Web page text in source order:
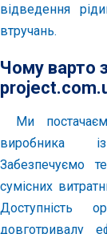
відведення
втручань.
Чому варто
Ми
виробника
Забезпечуємо
сумісних
Доступність
довготривалу